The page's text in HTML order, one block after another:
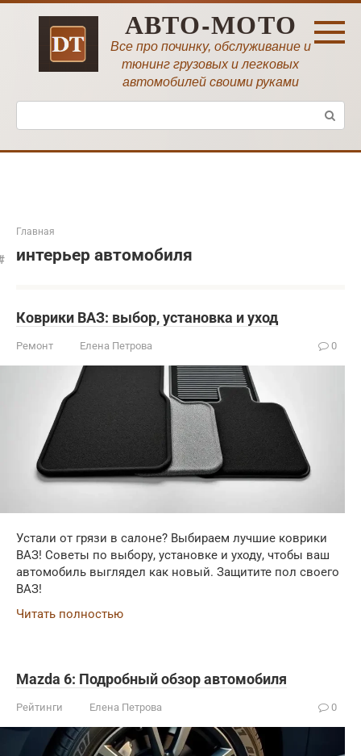
Перейти
АВТО-МОТО
Все про починку, обслуживание и
тюнинг грузовых и легковых
автомобилей своими руками
Поиск:
Главная
интерьер автомобиля
Коврики ВАЗ: выбор, установка и уход
Ремонт Елена Петрова 0
Устали от грязи в салоне? Выбираем лучшие коврики
ВАЗ! Советы по выбору, установке и уходу, чтобы ваш
автомобиль выглядел как новый. Защитите пол своего
ВАЗ!
Читать полностью
Mazda 6: Подробный обзор автомобиля
Рейтинги Елена Петрова 0